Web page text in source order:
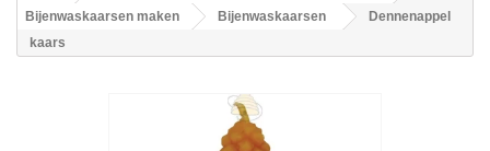
Bijenwaskaarsen maken
Bijenwaskaarsen
Dennenappel
kaars